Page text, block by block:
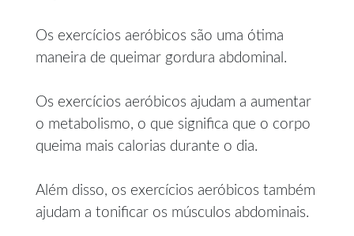
Os exercícios aeróbicos são uma ótima
maneira de queimar gordura abdominal.
Os exercícios aeróbicos ajudam a aumentar
o metabolismo, o que significa que o corpo
queima mais calorias durante o dia.
Além disso, os exercícios aeróbicos também
ajudam a tonificar os músculos abdominais.